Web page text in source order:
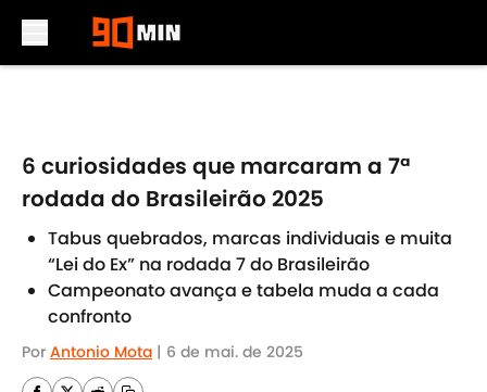
6 curiosidades que marcaram a 7ª
rodada do Brasileirão 2025
Tabus quebrados, marcas individuais e muita
“Lei do Ex” na rodada 7 do Brasileirão
Campeonato avança e tabela muda a cada
confronto
Por Antonio Mota | 6 de mai. de 2025